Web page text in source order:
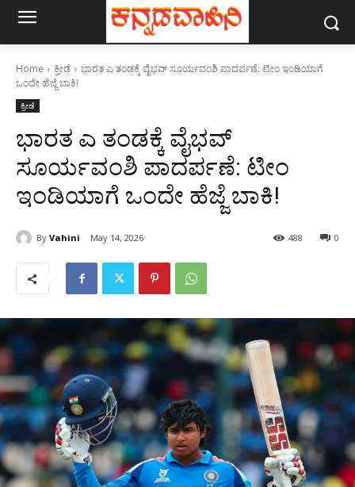
Home ಕ್ರೀಡೆ
ಭಾರತ ಎ ತಂಡಕ್ಕೆ ವೈಭವ್ ಸೂರ್ಯವಂಶಿ ಪಾದರ್ಪಣೆ: ಟೀಂ ಇಂಡಿಯಾಗೆ
ಒಂದೇ ಹೆಜ್ಜೆ ಬಾಕಿ!
ಕ್ರೀಡೆ
ಭಾರತ ಎ ತಂಡಕ್ಕೆ ವೈಭವ್
ಸೂರ್ಯವಂಶಿ ಪಾದರ್ಪಣೆ: ಟೀಂ
ಇಂಡಿಯಾಗೆ ಒಂದೇ ಹೆಜ್ಜೆ ಬಾಕಿ!
By Vahini May 14, 2026 0
488